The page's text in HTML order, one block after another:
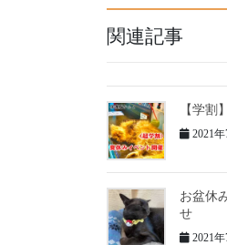
関連記事
【学割
2021年
お盆休
せ
2021年